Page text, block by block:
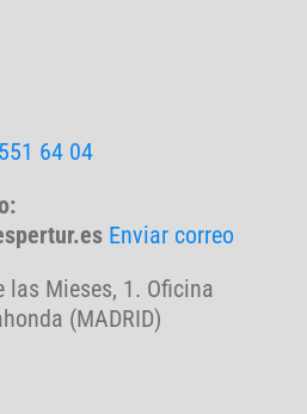
64 04
Enviar correo
las Mieses, 1. Oficina
(MADRID)